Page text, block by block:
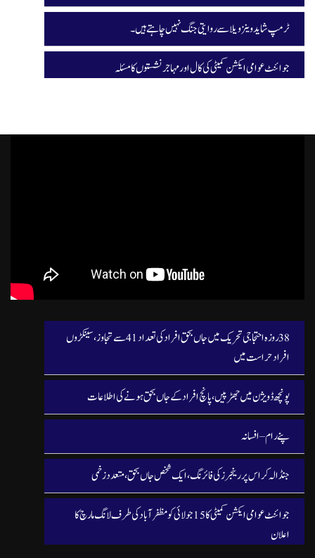
ٹرمپ شاید وینزویلا سے روایتی جنگ نہیں چاہتے ہیں۔
جوائنٹ عوامی ایکشن کمیٹی کی کال اور مہاجر نشستوں کا مسئلہ
38 روزہ احتجاجی تحریک میں جاں بحق افراد کی تعداد 41 سے تجاوز، سینکڑوں
افراد حراست میں
پونچھ ڈویژن میں جھڑپیں، پانچ افراد کے جاں بحق ہونے کی اطلاعات
پنے رام – افسانہ
جنڈالہ کراس پر رینجرز کی فائرنگ، ایک شخص جاں بحق، متعدد زخمی
جوائنٹ عوامی ایکشن کمیٹی کا 15 جولائی کو مظفرآباد کی طرف لانگ مارچ کا
اعلان